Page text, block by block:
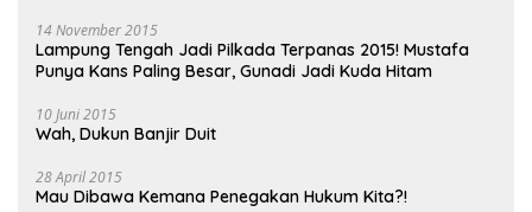
14 November 2015
Lampung Tengah Jadi Pilkada Terpanas 2015! Mustafa
Punya Kans Paling Besar, Gunadi Jadi Kuda Hitam
10 Juni 2015
Wah, Dukun Banjir Duit
28 April 2015
Mau Dibawa Kemana Penegakan Hukum Kita?!